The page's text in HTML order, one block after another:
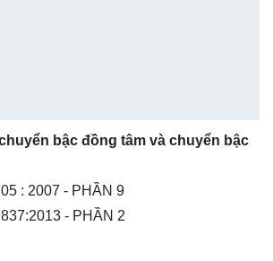
bậc đồng tâm và chuyển bậc
: 2007 - PHẦN 9
- PHẦN 2